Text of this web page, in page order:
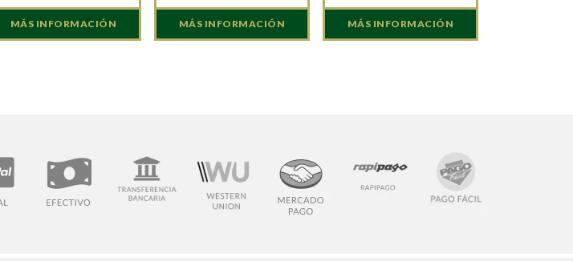
MÁS INFORMACIÓN MÁS INFORMACIÓN MÁS INFORMACIÓN